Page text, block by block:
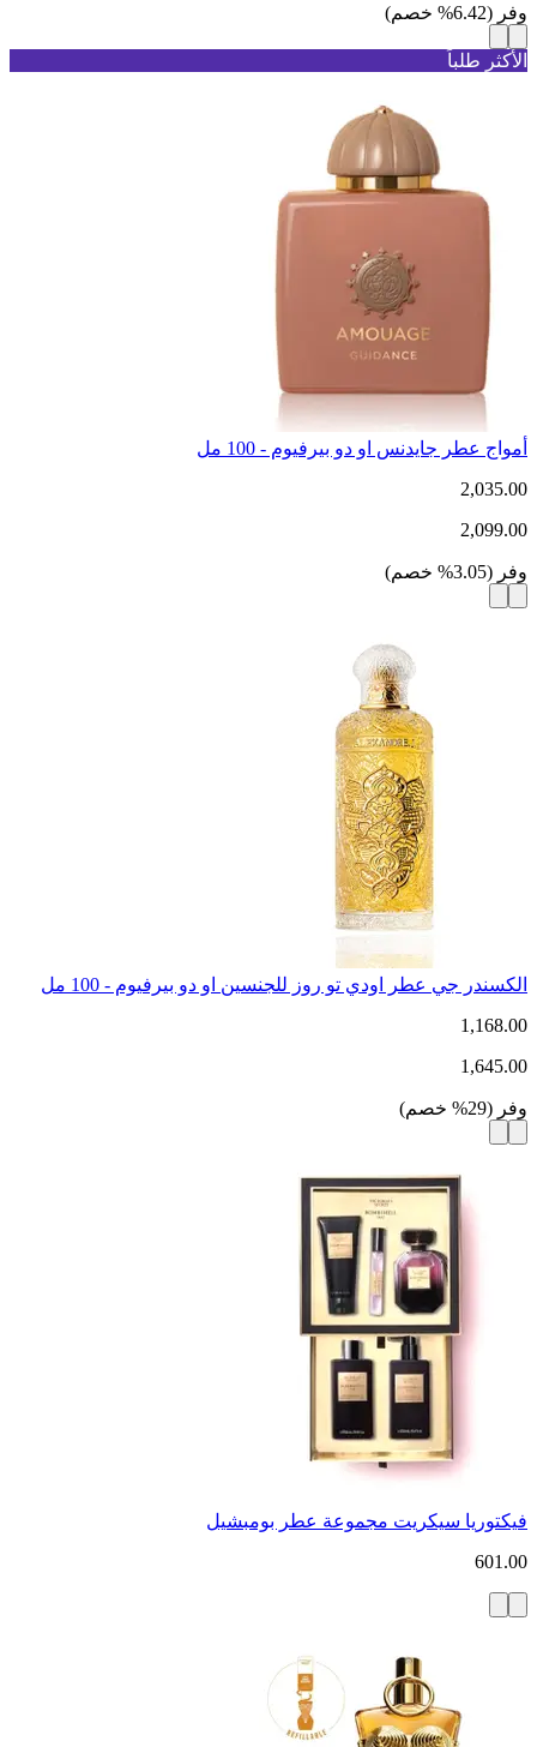
وفر (
6.42
% خصم)
الأكثر طلباً
أمواج عطر جايدنس او دو بيرفيوم - 100 مل
2,035.00
2,099.00
وفر (
3.05
% خصم)
الكسندر جي عطر اودي تو روز للجنسين او دو بيرفيوم - 100 مل
1,168.00
1,645.00
وفر (
29
% خصم)
فيكتوريا سيكريت مجموعة عطر بومبشيل
601.00